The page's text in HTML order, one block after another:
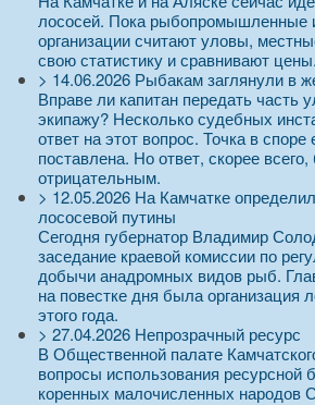
лососей. Пока рыбопромышленные
организации считают уловы,
свою статистику и сравнивают цены.
> 14.06.2026 Рыбакам заглянули в
Вправе ли капитан передать часть
экипажу? Несколько судебных
ответ на этот вопрос. Точка в
поставлена. Но ответ, скорее всего,
отрицательным.
> 12.05.2026 На Камчатке
лососевой путины
Сегодня губернатор Владимир
заседание краевой комиссии по
добычи анадромных видов рыб.
на повестке дня была организация
этого года.
> 27.04.2026 Непрозрачный ресурс
В Общественной палате
вопросы использования ресурсной
коренных малочисленных народов